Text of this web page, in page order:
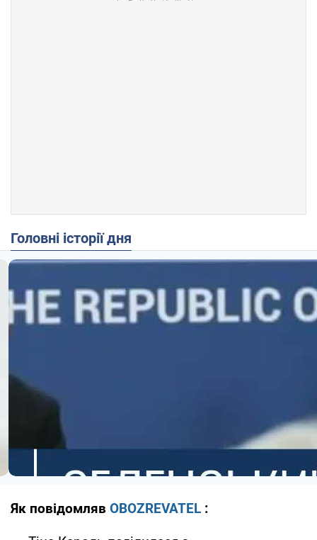
Головні історії дня
Як повідомляв OBOZREVATEL :